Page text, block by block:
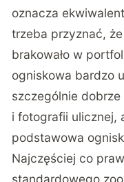
oznacza
trzeba przyznać,
brakowało w
ogniskowa bardzo
szczególnie
i fotografii ulicznej,
podstawowa
Najczęściej co
standardowego